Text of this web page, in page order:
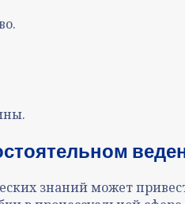
ве
знаний может